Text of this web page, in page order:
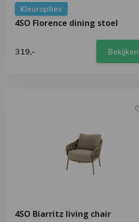
Kleuropties
4SO Florence dining stoel
319,- Bekijken
4SO Biarritz living chair